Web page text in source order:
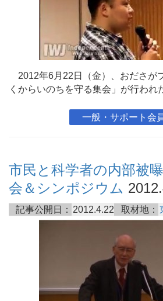
2012年6月22日（金）、おださが
くからいのちを守る集会」が行われ
一般・サポート会
市民と科学者の内部被
会＆シンポジウム
記事公開日： 2012.4.22 取材地：